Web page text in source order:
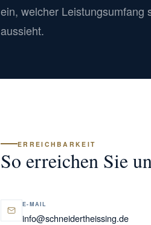
ein, welcher Leistungsumfang
aussieht.
ERREICHBARKEIT
So erreichen Sie
E-MAIL
info@schneidertheissing.de